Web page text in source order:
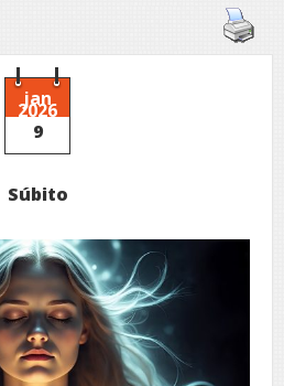
jan
2026
9
Súbito